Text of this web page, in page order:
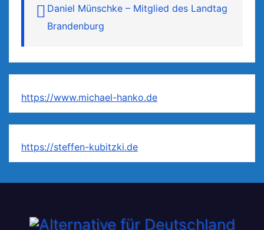
Daniel Münschke – Mitglied des Landtag
Brandenburg
https://www.michael-hanko.de
https://steffen-kubitzki.de